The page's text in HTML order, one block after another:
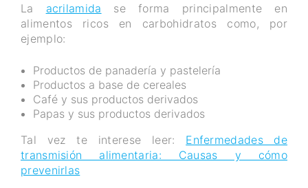
La acrilamida se forma principalmente en
alimentos ricos en carbohidratos como, por
ejemplo:
Productos de panadería y pastelería
Productos a base de cereales
Café y sus productos derivados
Papas y sus productos derivados
Tal vez te interese leer: Enfermedades de
transmisión alimentaria: Causas y cómo
prevenirlas